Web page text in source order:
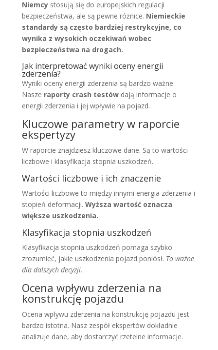
Niemcystosują się do europejskich regulacji
bezpieczeństwa, ale są pewne różnice. Niemieckie
standardy są często bardziej restrykcyjne, co
wynika z wysokich oczekiwań wobec
bezpieczeństwa na drogach.
Jak interpretować wyniki oceny energii
zderzenia?
Wyniki oceny energii zderzenia są bardzo ważne.
Nasze raporty crash testówdają informacje o
energii zderzenia i jej wpływie na pojazd.
Kluczowe parametry w raporcie
ekspertyzy
W raporcie znajdziesz kluczowe dane. Są to wartości
liczbowe i klasyfikacja stopnia uszkodzeń.
Wartości liczbowe i ich znaczenie
Wartości liczbowe to między innymi energia zderzenia i
stopień deformacji. Wyższa wartość oznacza
większe uszkodzenia.
Klasyfikacja stopnia uszkodzeń
Klasyfikacja stopnia uszkodzeń pomaga szybko
zrozumieć, jakie uszkodzenia pojazd poniósł. To ważne
dla dalszych decyzji.
Ocena wpływu zderzenia na
konstrukcję pojazdu
Ocena wpływu zderzenia na konstrukcję pojazdu jest
bardzo istotna. Nasz zespół ekspertów dokładnie
analizuje dane, aby dostarczyć rzetelne informacje.